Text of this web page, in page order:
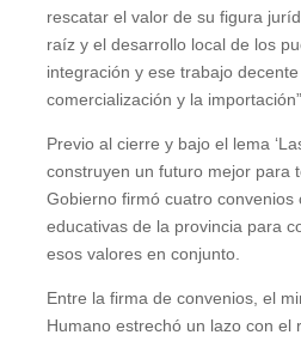
rescatar el valor de su figura
raíz y el desarrollo local de los
integración y ese trabajo
comercialización y la
Previo al cierre y bajo el lema
construyen un futuro mejor para
Gobierno firmó cuatro convenios
educativas de la provincia para
esos valores en conjunto.
Entre la firma de convenios, el
Humano estrechó un lazo con el